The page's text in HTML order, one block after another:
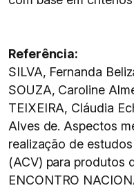
Referência:
SILVA, Fernanda
SOUZA, Caroline
TEIXEIRA, Cláudia
Alves de. Aspectos
realização de
(ACV) para produtos
ENCONTRO